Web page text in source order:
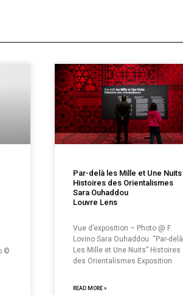
©
Par-delà les Mille et Une Nuits
Histoires des Orientalismes
Sara Ouhaddou
Louvre Lens
Vue d’exposition – Photo @ F.
Lovino Sara Ouhaddou “Par-delà
Les Mille et Une Nuits” Histoires
des Orientalismes Exposition
READ MORE »